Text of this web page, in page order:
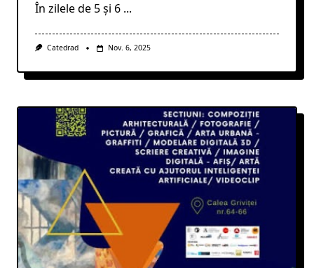
În zilele de 5 și 6 ...
Catedrad Nov. 6, 2025